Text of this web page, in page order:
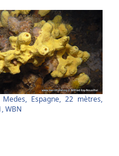
Espagne, 22 mètres,
WBN